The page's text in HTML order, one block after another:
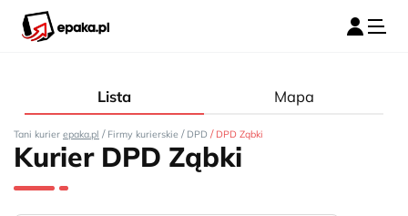
Lista Mapa
Tani kurier epaka.pl / Firmy kurierskie / DPD / DPD Ząbki
Kurier DPD Ząbki